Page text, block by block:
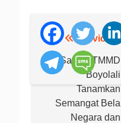
Navigasi
pos
Previous:
Satgas TMMD
Boyolali
Tanamkan
Semangat Bela
Negara dan